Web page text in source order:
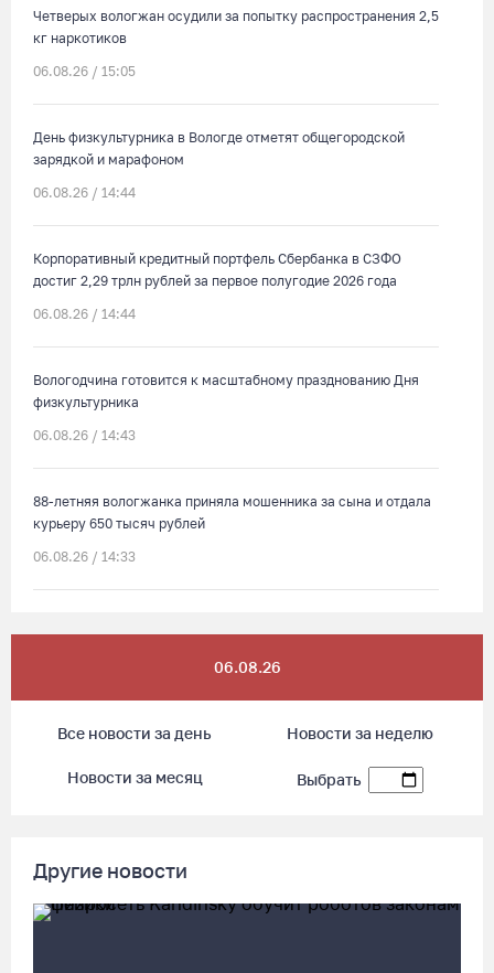
Четверых вологжан осудили за попытку распространения 2,5
кг наркотиков
06.08.26 / 15:05
День физкультурника в Вологде отметят общегородской
зарядкой и марафоном
06.08.26 / 14:44
Корпоративный кредитный портфель Сбербанка в СЗФО
достиг 2,29 трлн рублей за первое полугодие 2026 года
06.08.26 / 14:44
Вологодчина готовится к масштабному празднованию Дня
физкультурника
06.08.26 / 14:43
88-летняя вологжанка приняла мошенника за сына и отдала
курьеру 650 тысяч рублей
06.08.26 / 14:33
Вологодские онкохирурги провели более 2,5 тыcячи
В Вологодской области спрогнозировали урожай семян
хвойных пород
06.08.26 / 13:04
06.08.26
Все новости за день Новости за неделю
Новости за месяц Выбрать
Другие новости